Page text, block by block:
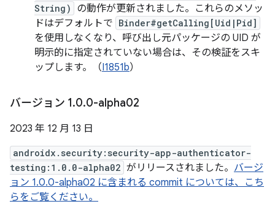
String)
の動作が更新されました。これらのメソッ
ドはデフォルトで Binder#getCalling[Uid|Pid]
を使用しなくなり、呼び出し元パッケージの UID が
明示的に指定されていない場合は、その検証をスキ
ップします。（I1851b）
バージョン 1.0.0-alpha02
2023 年 12 月 13 日
androidx.security:security-app-authenticator-
testing:1.0.0-alpha02 がリリースされました。 バージ
ョン 1.0.0-alpha02 に含まれる commit については、こち
らをご覧ください。